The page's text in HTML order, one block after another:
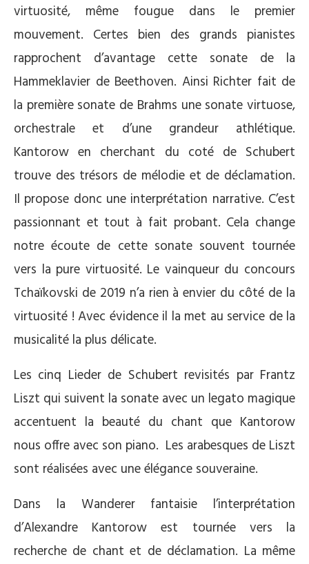
virtuosité, même fougue dans le premier
mouvement. Certes bien des grands pianistes
rapprochent d’avantage cette sonate de la
Hammeklavier de Beethoven. Ainsi Richter fait de
la première sonate de Brahms une sonate virtuose,
orchestrale et d’une grandeur athlétique.
Kantorow en cherchant du coté de Schubert
trouve des trésors de mélodie et de déclamation.
Il propose donc une interprétation narrative. C’est
passionnant et tout à fait probant. Cela change
notre écoute de cette sonate souvent tournée
vers la pure virtuosité. Le vainqueur du concours
Tchaïkovski de 2019 n’a rien à envier du côté de la
virtuosité ! Avec évidence il la met au service de la
musicalité la plus délicate.
Les cinq Lieder de Schubert revisités par Frantz
Liszt qui suivent la sonate avec un legato magique
accentuent la beauté du chant que Kantorow
nous offre avec son piano. Les arabesques de Liszt
sont réalisées avec une élégance souveraine.
Dans la Wanderer fantaisie l’interprétation
d’Alexandre Kantorow est tournée vers la
recherche de chant et de déclamation. La même